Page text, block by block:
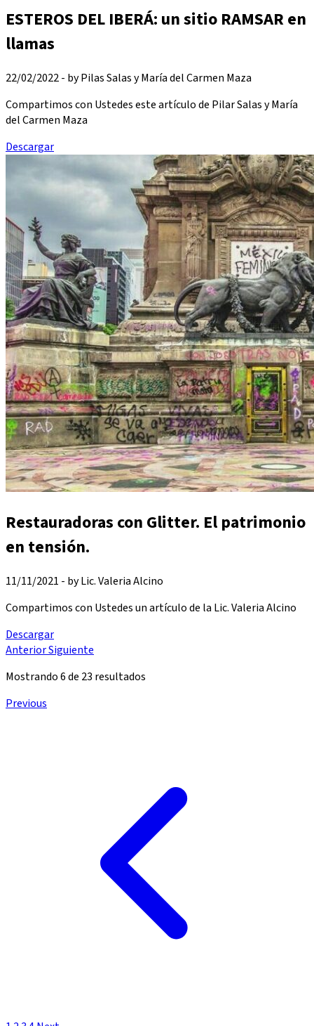
ESTEROS DEL IBERÁ: un sitio RAMSAR en
llamas
22/02/2022 - by Pilas Salas y María del Carmen Maza
Compartimos con Ustedes este artículo de Pilar Salas y María
del Carmen Maza
Descargar
Restauradoras con Glitter. El patrimonio
en tensión.
11/11/2021 - by Lic. Valeria Alcino
Compartimos con Ustedes un artículo de la Lic. Valeria Alcino
Descargar
AnteriorSiguiente
Mostrando6de 23 resultados
Previous